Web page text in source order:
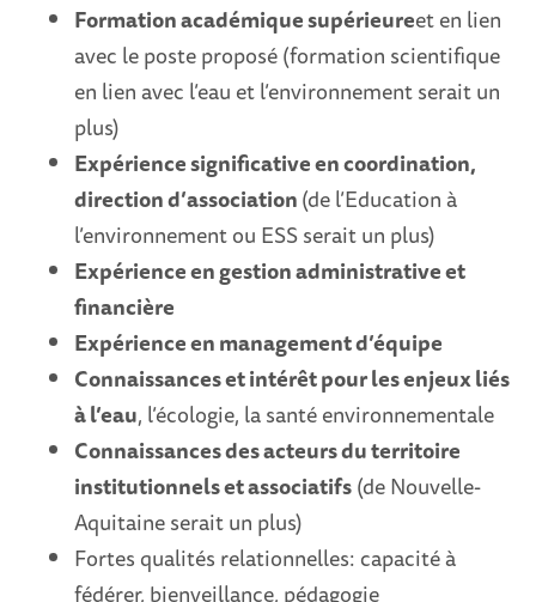
Formation académique supérieureet en lien
avec le poste proposé (formation scientifique
en lien avec l’eau et l’environnement serait un
plus)
Expérience significative en coordination,
direction d’association(de l’Education à
l’environnement ou ESS serait un plus)
Expérience en gestion administrative et
financière
Expérience en management d’équipe
Connaissances et intérêtpour les enjeux liés
à l’eau, l’écologie, la santé environnementale
Connaissances des acteurs du territoire
institutionnels et associatifs(de Nouvelle-
Aquitaine serait un plus)
Fortes qualités relationnelles: capacité à
fédérer, bienveillance, pédagogie